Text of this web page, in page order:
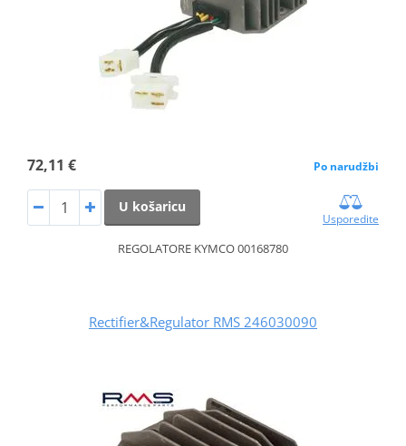
72,11 € Po narudžbi
U košaricu
Usporedite
REGOLATORE KYMCO 00168780
Rectifier&Regulator RMS 246030090